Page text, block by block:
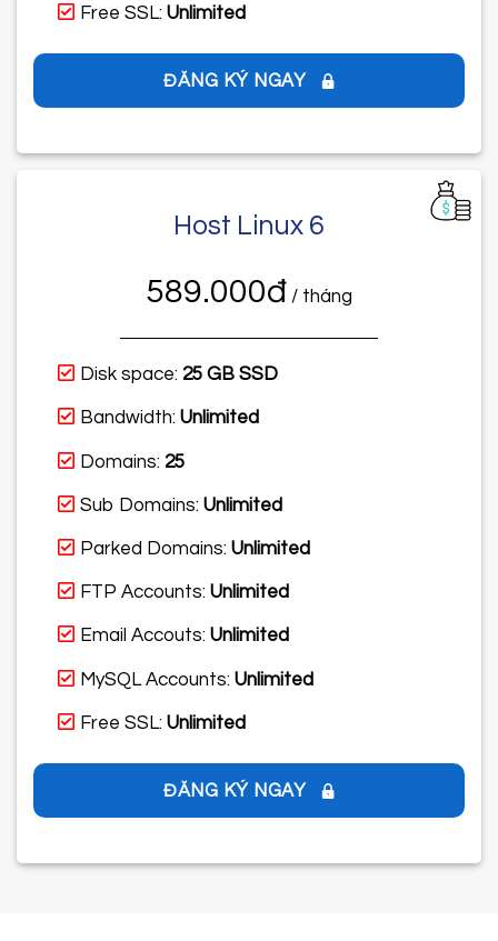
Free SSL:Unlimited
ĐĂNG KÝ NGAY
Host Linux 6
589.000đ / tháng
Disk space: 25 GB SSD
Bandwidth:Unlimited
Domains: 25
Sub Domains:Unlimited
Parked Domains:Unlimited
FTP Accounts:Unlimited
Email Accouts:Unlimited
MySQL Accounts:Unlimited
Free SSL:Unlimited
ĐĂNG KÝ NGAY